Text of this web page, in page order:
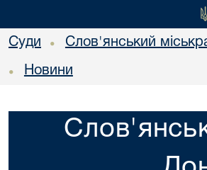
Суди • Слов'янський
• Новини